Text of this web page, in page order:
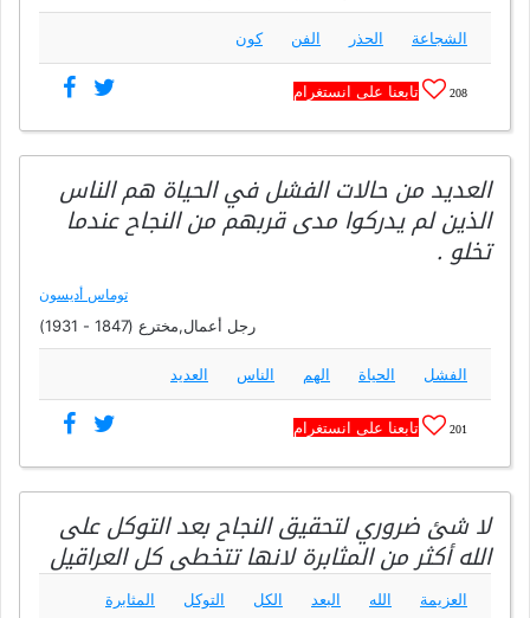
الشجاعة الحذر الفن كون
208 تابعنا على انستغرام
العديد من حالات الفشل في الحياة هم الناس
الذين لم يدركوا مدى قربهم من النجاح عندما
تخلو .
توماس أديسون
رجل أعمال,مخترع (1847 - 1931)
الفشل الحياة الهم الناس العديد
201 تابعنا على انستغرام
لا شئ ضروري لتحقيق النجاح بعد التوكل على
الله أكثر من المثابرة لانها تتخطى كل العراقيل
العزيمة الله البعد الكل التوكل
المثابرة